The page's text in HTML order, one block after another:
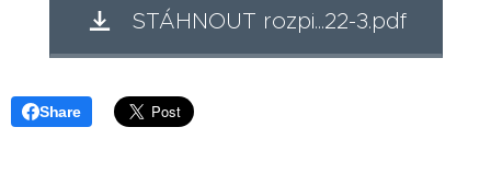
STÁHNOUT rozpi...22-3.pdf
Share